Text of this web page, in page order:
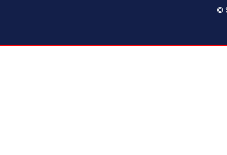
©